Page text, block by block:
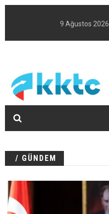
9 Ağustos 2026
/ GÜNDEM